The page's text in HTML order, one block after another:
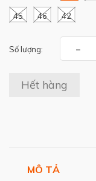
45 46 42
Số lượng: -
Hết hàng
MÔ TẢ